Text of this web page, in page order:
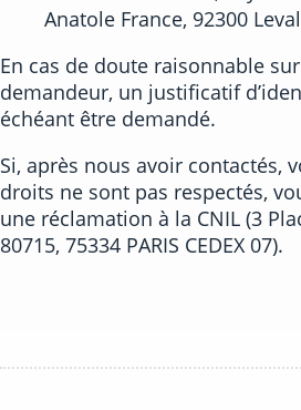
Anatole France, 92300
En cas de doute raisonnable
demandeur, un justificatif
échéant être demandé.
Si, après nous avoir contactés,
droits ne sont pas respectés,
une réclamation à la CNIL (3
80715, 75334 PARIS CEDEX 07).